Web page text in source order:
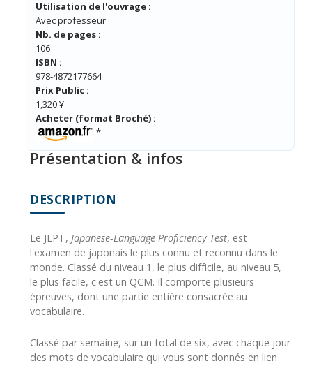
Utilisation de l'ouvrage :
Avec professeur
Nb. de pages :
106
ISBN :
978-4872177664
Prix Public :
1,320 ¥
Acheter (format Broché) :
*
Présentation & infos
DESCRIPTION
Le JLPT, Japanese-Language Proficiency Test, est
l'examen de japonais le plus connu et reconnu dans le
monde. Classé du niveau 1, le plus difficile, au niveau 5,
le plus facile, c'est un QCM. Il comporte plusieurs
épreuves, dont une partie entière consacrée au
vocabulaire.
Classé par semaine, sur un total de six, avec chaque jour
des mots de vocabulaire qui vous sont donnés en lien